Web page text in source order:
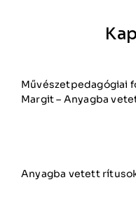
Művészetpedagógiai
Margit – Anyagba
Anyagba vetett